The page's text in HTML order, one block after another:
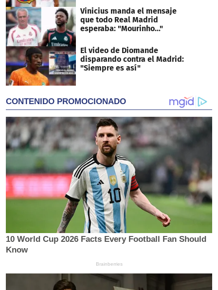
Vinicius manda el mensaje
que todo Real Madrid
esperaba: "Mourinho..."
El video de Diomande
disparando contra el Madrid:
"Siempre es así"